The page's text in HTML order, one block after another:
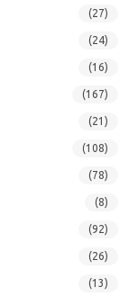
(27)
(24)
(16)
(167)
(21)
(108)
(78)
(8)
(92)
(26)
(13)